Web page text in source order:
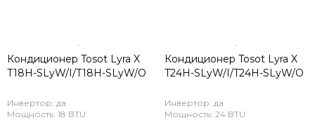
Кондиционер Tosot Lyra X
T18H-SLyW/I/T18H-SLyW/O
Инвертор: да
Мощность: 18 BTU
Кондиционер Tosot Lyra X
T24H-SLyW/I/T24H-SLyW/O
Инвертор: да
Мощность: 24 BTU